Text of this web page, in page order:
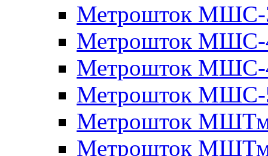
Метрошток МШС-
Метрошток МШС-
Метрошток МШС-
Метрошток МШС-
Метрошток
Метрошток